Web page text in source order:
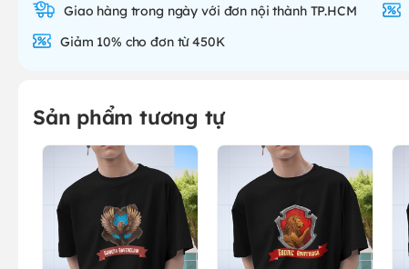
Giao hàng trong ngày với đơn nội thành TP.HCM
Giảm 10% cho đơn từ 450K
Sản phẩm tương tự